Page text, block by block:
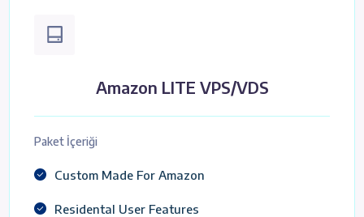
Amazon LITE VPS/VDS
Paket İçeriği
Custom Made For Amazon
Residental User Features